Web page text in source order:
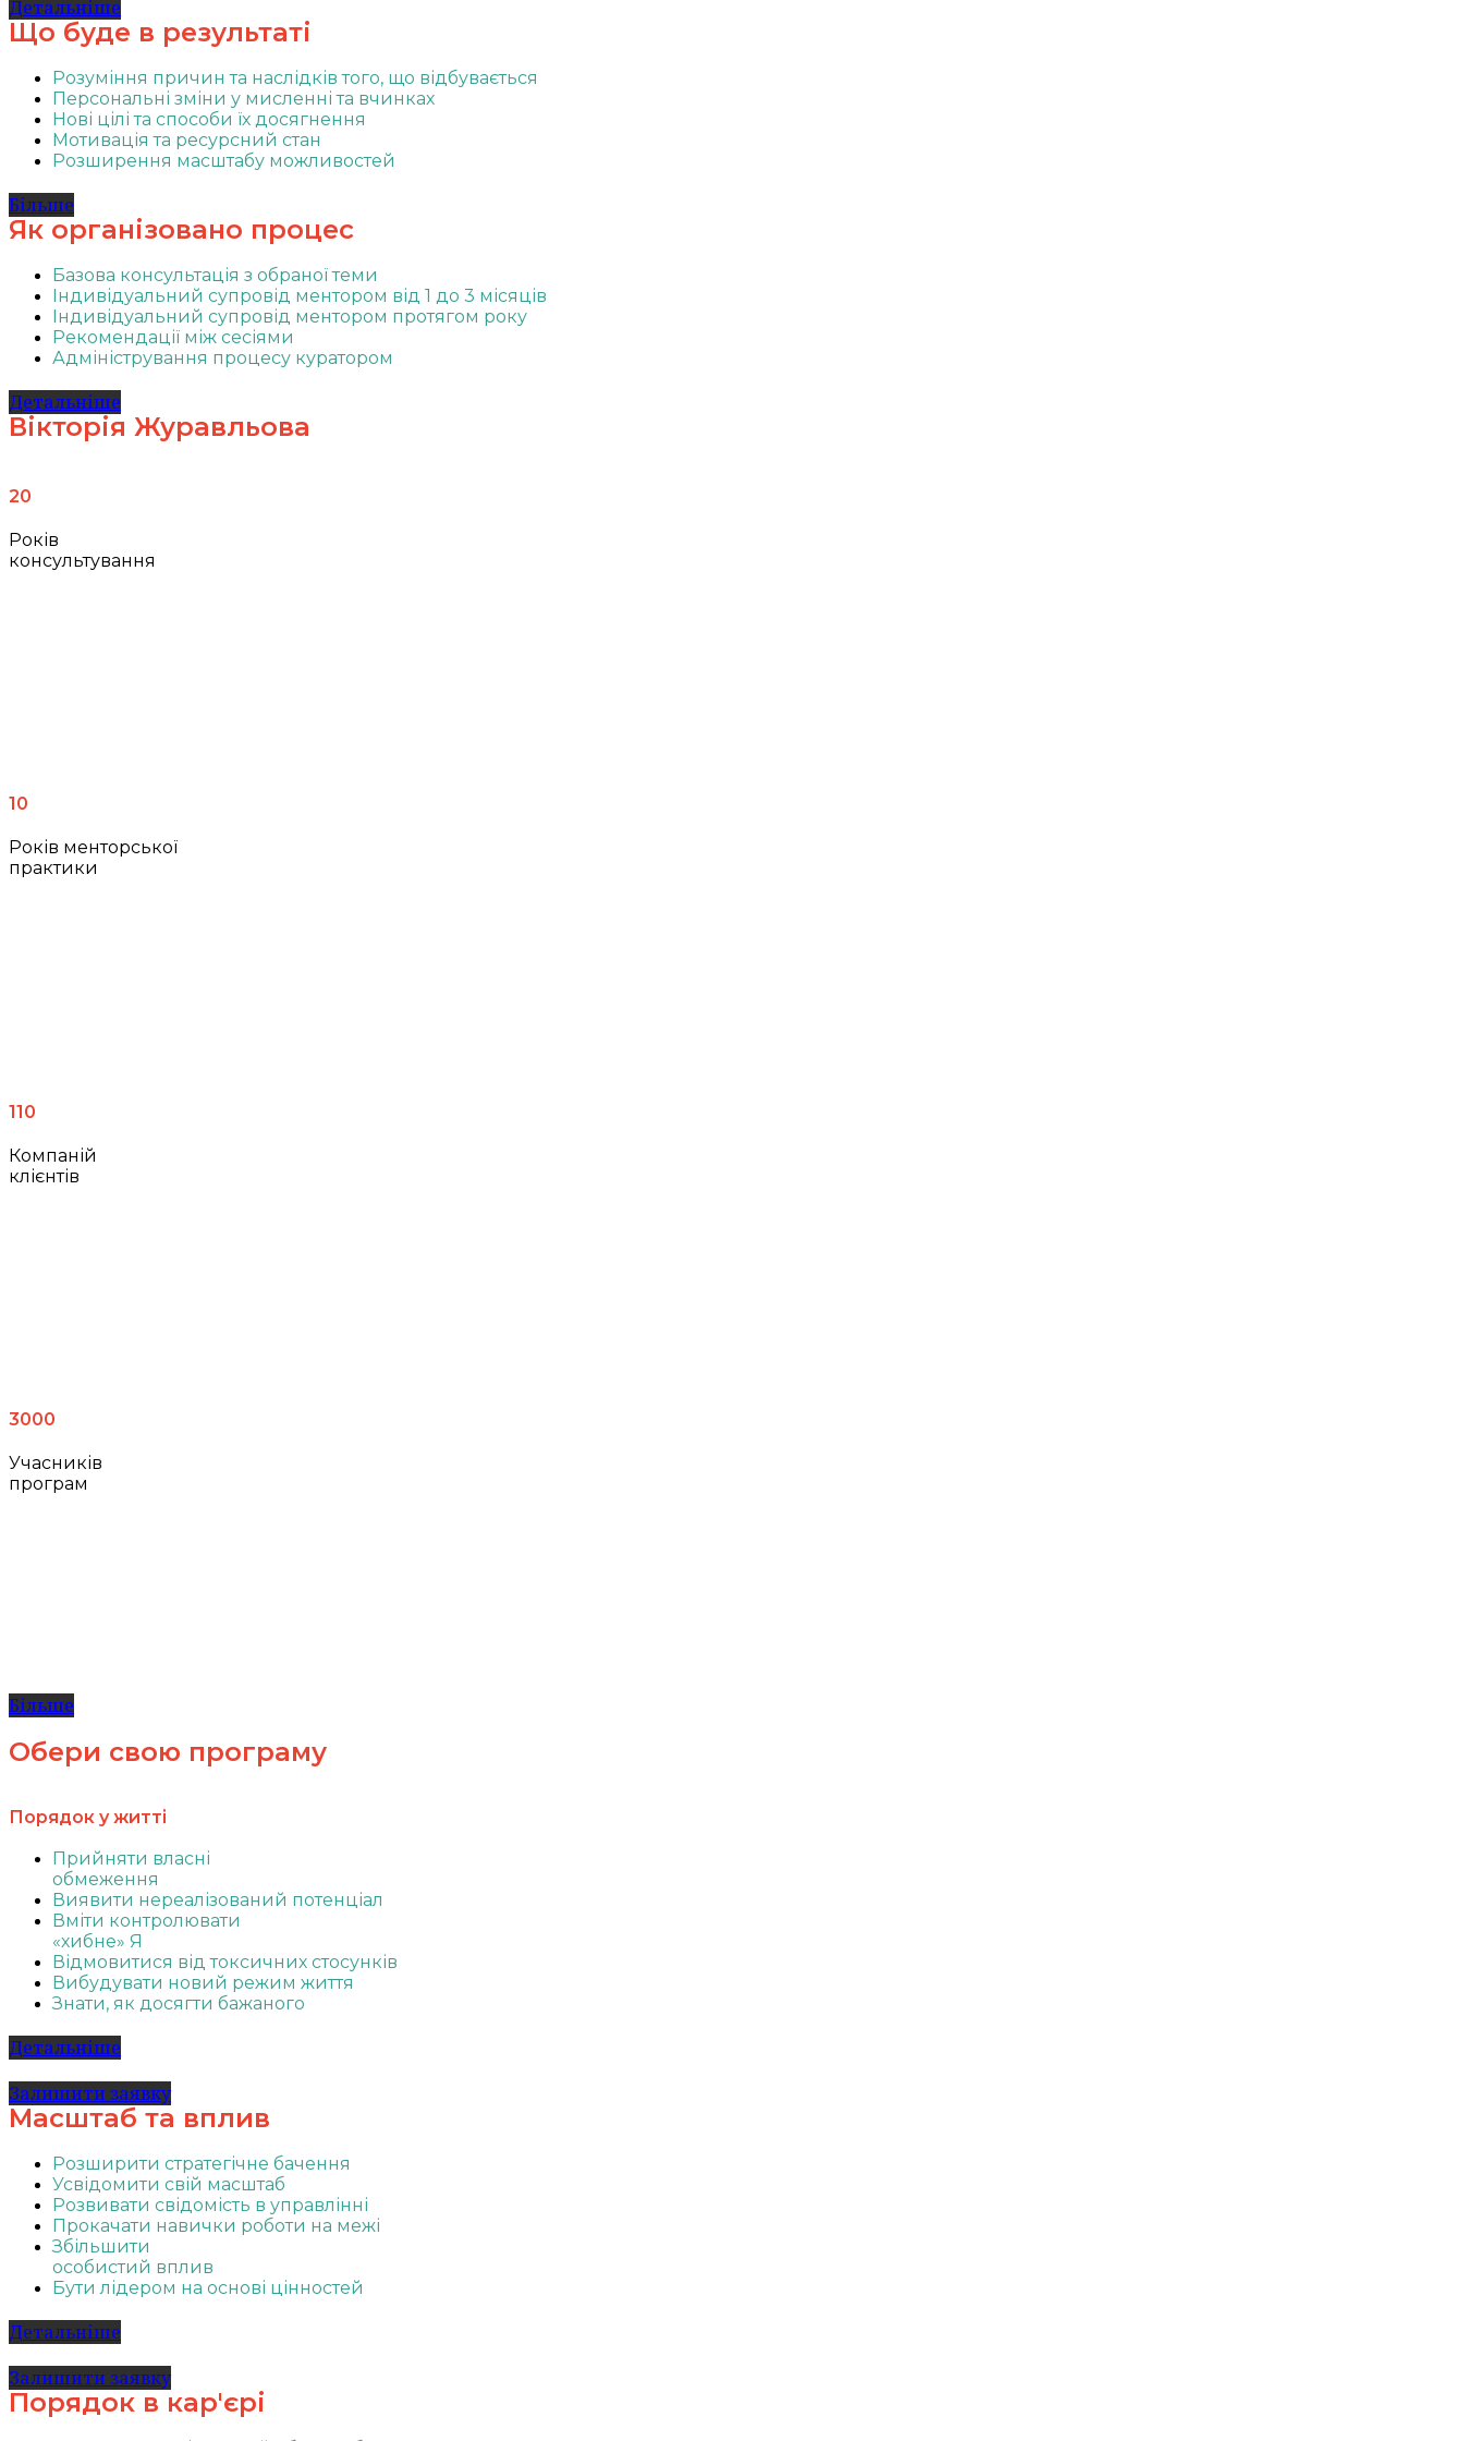
Детальніше
Що буде в результаті
Розуміння причин та наслідків того, що відбувається
Персональні зміни у мисленні та вчинках
Нові цілі та способи їх досягнення
Мотивація та ресурсний стан
Розширення масштабу можливостей
Більше
Як організовано процес
Базова консультація з обраної теми
Індивідуальний супровід ментором від 1 до 3 місяців
Індивідуальний супровід ментором протягом року
Рекомендації між сесіями
Адміністрування процесу куратором
Детальніше
Вікторія Журавльова
20
Років
консультування
10
Років менторської
практики
110
Компаній
клієнтів
3000
Учасників
програм
Більше
Обери свою програму
Порядок у житті
Прийняти власні
обмеження
Виявити нереалізований потенціал
Вміти контролювати
«хибне» Я
Відмовитися від токсичних стосунків
Вибудувати новий режим життя
Знати, як досягти бажаного
Детальніше
Залишити заявку
Масштаб та вплив
Розширити стратегічне бачення
Усвідомити свій масштаб
Розвивати свідомість в управлінні
Прокачати навички роботи на межі
Збільшити
особистий вплив
Бути лідером на основі цінностей
Детальніше
Залишити заявку
Порядок в кар'єрі